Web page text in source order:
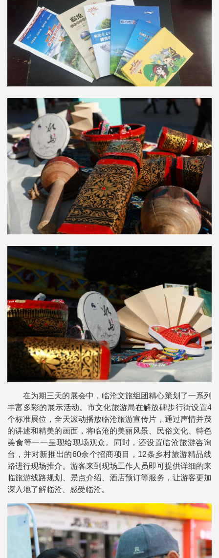
在为期三天的展会中，临沧文旅组团精心策划了一系列
丰富多彩的展示活动。市文化旅游局在解放碑步行街设置4
个标准展位，全天滚动播放临沧旅游宣传片，通过声情并茂
的讲述和精美的画面，将临沧的美丽风景、民俗文化、特色
美食等一一呈现给现场观众。同时，还设置临沧旅游咨询
台，并对新推出的60余个招商项目，12条乡村旅游精品线
路进行现场推介。游客来到现场工作人员即可提供详细的来
临旅游线路规划、景点介绍、酒店预订等服务，让游客更加
深入地了解临沧、感受临沧。